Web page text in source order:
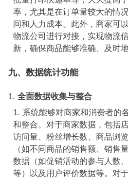
率，尤其是在订单量较大的情
间和人力成本。此外，商家可
物流公司进行对接，实现物流
新，确保商品能够准确、及时
九、数据统计功能
全面数据收集与整合
系统能够对商家和消费者的
和整合。对于商家数据，包括
访问量、粉丝增长数、商品浏
（如不同商品的销售额、销售
数据（如促销活动的参与人数
等）以及用户评价数据等。对